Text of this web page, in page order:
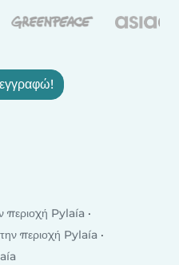
περιοχή Pylaía
περιοχή Pylaía